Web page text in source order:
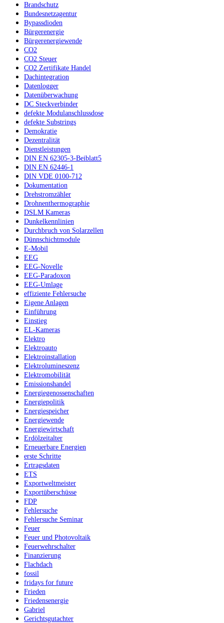
Brandschutz
Bundesnetzagentur
Bypassdioden
Bürgerenergie
Bürgerenergiewende
CO2
CO2 Steuer
CO2 Zertifikate Handel
Dachintegration
Datenlogger
Datenüberwachung
DC Steckverbinder
defekte Modulanschlussdose
defekte Substrings
Demokratie
Dezentralität
Dienstleistungen
DIN EN 62305-3-Beiblatt5
DIN EN 62446-1
DIN VDE 0100-712
Dokumentation
Drehstromzähler
Drohnenthermographie
DSLM Kameras
Dunkelkennlinien
Durchbruch von Solarzellen
Dünnschichtmodule
E-Mobil
EEG
EEG-Novelle
EEG-Paradoxon
EEG-Umlage
effiziente Fehlersuche
Eigene Anlagen
Einführung
Einstieg
EL-Kameras
Elektro
Elektroauto
Elektroinstallation
Elektrolumineszenz
Elektromobilität
Emissionshandel
Energiegenossenschaften
Energiepolitik
Energiespeicher
Energiewende
Energiewirtschaft
Erdölzeitalter
Erneuerbare Energien
erste Schritte
Ertragsdaten
ETS
Exportweltmeister
Exportüberschüsse
FDP
Fehlersuche
Fehlersuche Seminar
Feuer
Feuer und Photovoltaik
Feuerwehrschalter
Finanzierung
Flachdach
fossil
fridays for future
Frieden
Friedensenergie
Gabriel
Gerichtsgutachter